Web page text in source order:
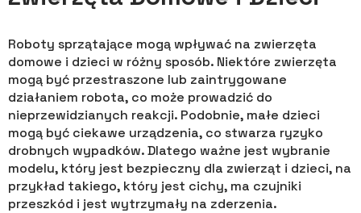
Roboty sprzątające mogą wpływać na zwierzęta
domowe i dzieci w różny sposób. Niektóre zwierzęta
mogą być przestraszone lub zaintrygowane
działaniem robota, co może prowadzić do
nieprzewidzianych reakcji. Podobnie, małe dzieci
mogą być ciekawe urządzenia, co stwarza ryzyko
drobnych wypadków. Dlatego ważne jest wybranie
modelu, który jest bezpieczny dla zwierząt i dzieci, na
przykład takiego, który jest cichy, ma czujniki
przeszkód i jest wytrzymały na zderzenia.